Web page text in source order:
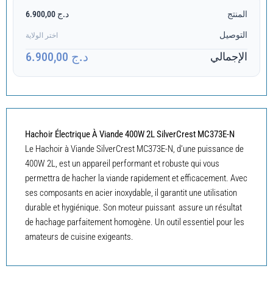
المنتج د.ج 6.900,00
التوصيل اختر الولاية
الإجمالي د.ج 6.900,00
Hachoir Électrique À Viande 400W 2L SilverCrest MC373E-N
Le Hachoir à Viande SilverCrest MC373E-N, d’une puissance de
400W 2L, est un appareil performant et robuste qui vous
permettra de hacher la viande rapidement et efficacement. Avec
ses composants en acier inoxydable, il garantit une utilisation
durable et hygiénique. Son moteur puissant assure un résultat
de hachage parfaitement homogène. Un outil essentiel pour les
amateurs de cuisine exigeants.